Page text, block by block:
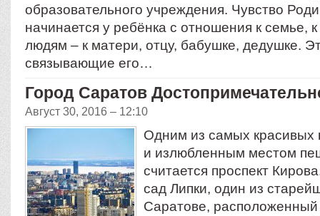
образовательного учреждения. Чувство
начинается у ребёнка с отношения к семье,
людям – к матери, отцу, бабушке, дедушке.
связывающие его…
Город Саратов
Август 30, 2016 – 12:10
Одним из самых красивых
и излюбленным местом
считается проспект
сад Липки, один из
Саратове, расположенный